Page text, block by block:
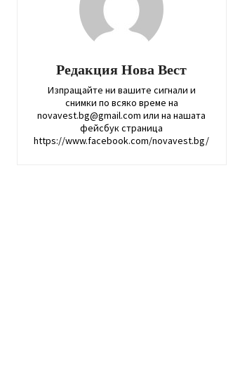
Редакция Нова Вест
Изпращайте ни вашите сигнали и
снимки по всяко време на
novavest.bg@gmail.com или на нашата
фейсбук страница
https://www.facebook.com/novavest.bg/